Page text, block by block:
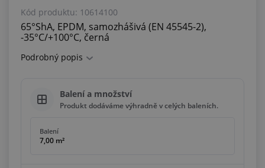
Kód produktu: 10614100
65°ShA, EPDM, samozhášivá (EN 45545-2),
-35°C/+100°C, černá
Podrobný popis
Balení a množství
Produkt dodáváme výhradně v celých baleních.
Balení
7,00 m²